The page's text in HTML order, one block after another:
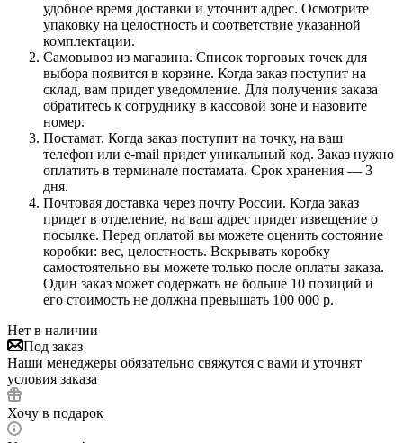
удобное время доставки и уточнит адрес. Осмотрите
упаковку на целостность и соответствие указанной
комплектации.
Самовывоз из магазина. Список торговых точек для
выбора появится в корзине. Когда заказ поступит на
склад, вам придет уведомление. Для получения заказа
обратитесь к сотруднику в кассовой зоне и назовите
номер.
Постамат. Когда заказ поступит на точку, на ваш
телефон или e-mail придет уникальный код. Заказ нужно
оплатить в терминале постамата. Срок хранения — 3
дня.
Почтовая доставка через почту России. Когда заказ
придет в отделение, на ваш адрес придет извещение о
посылке. Перед оплатой вы можете оценить состояние
коробки: вес, целостность. Вскрывать коробку
самостоятельно вы можете только после оплаты заказа.
Один заказ может содержать не больше 10 позиций и
его стоимость не должна превышать 100 000 р.
Нет в наличии
Под заказ
Наши менеджеры обязательно свяжутся с вами и уточнят
условия заказа
Хочу в подарок